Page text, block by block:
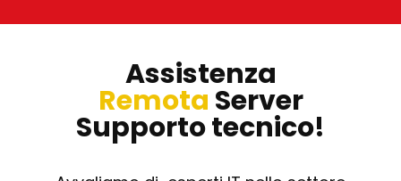
Assistenza
Remota Server
Supporto tecnico!